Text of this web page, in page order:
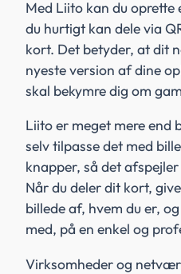
Med Liito kan du
du hurtigt kan dele via
kort. Det betyder, at dit
nyeste version af dine
skal bekymre dig om
Liito er meget mere end
selv tilpasse det med
knapper, så det
Når du deler dit kort,
billede af, hvem du er,
med, på en enkel og
Virksomheder og